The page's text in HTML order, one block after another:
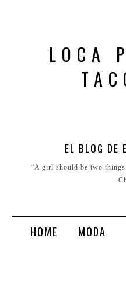
LOCA
EL BLOG DE
“A girl should be two
HOME MODA